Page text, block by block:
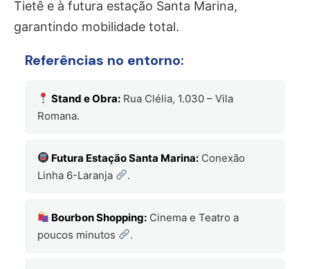
Tietê e à futura estação Santa Marina,
garantindo mobilidade total.
Referências no entorno:
Stand e Obra: Rua Clélia, 1.030 – Vila
Romana.
Futura Estação Santa Marina: Conexão
Linha 6-Laranja
.
Bourbon Shopping: Cinema e Teatro a
poucos minutos
.